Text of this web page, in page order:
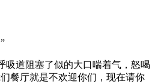
吸道阻塞了似的大口喘着气，怒喝
餐厅就是不欢迎你们，现在请你